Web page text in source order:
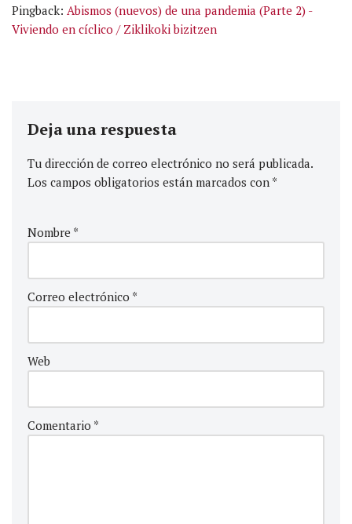
Pingback: Abismos (nuevos) de una pandemia (Parte 2) -
Viviendo en cíclico / Ziklikoki bizitzen
Deja una respuesta
Tu dirección de correo electrónico no será publicada.
Los campos obligatorios están marcados con *
Nombre *
Correo electrónico *
Web
Comentario *